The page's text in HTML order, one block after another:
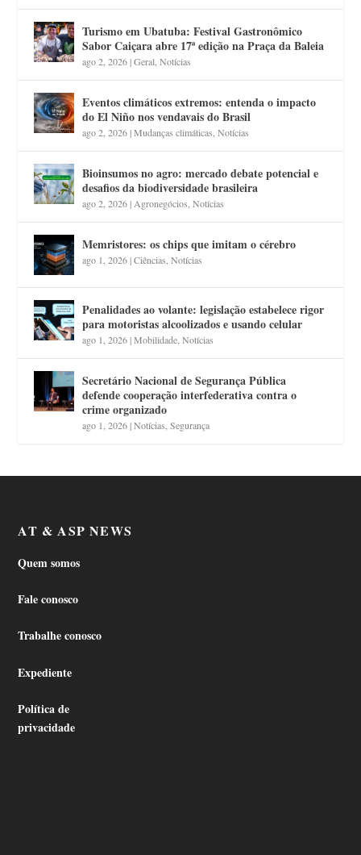
Turismo em Ubatuba: Festival Gastronômico
Sabor Caiçara abre 17ª edição na Praça da Baleia
ago 2, 2026|Geral ,Notícias
Eventos climáticos extremos: entenda o impacto
do El Niño nos vendavais do Brasil
ago 2, 2026|Mudanças climáticas ,Notícias
Bioinsumos no agro: mercado debate potencial e
desafios da biodiversidade brasileira
ago 2, 2026| Agronegócios ,Notícias
Memristores: os chips que imitam o cérebro
ago 1, 2026|Ciências ,Notícias
Penalidades ao volante: legislação estabelece rigor
para motoristas alcoolizados e usando celular
ago 1, 2026|Mobilidade ,Notícias
Secretário Nacional de Segurança Pública
defende cooperação interfederativa contra o
crime organizado
ago 1, 2026|Notícias ,Segurança
AT & ASP NEWS
Quem somos
Fale conosco
Trabalhe conosco
Expediente
Política de
privacidade